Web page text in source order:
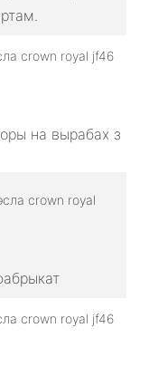
на вырабах з